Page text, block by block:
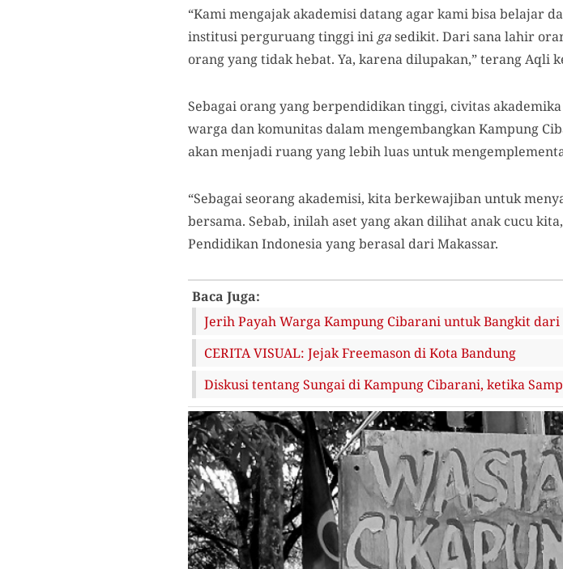
“Kami mengajak akademisi datang agar kami bisa belajar
institusi perguruang tinggi ini gasedikit. Dari sana lahir
orang yang tidak hebat. Ya, karena dilupakan,”terang Aqli
Sebagai orang yang berpendidikan tinggi, civitas akademika
warga dan komunitas dalam mengembangkan Kampung
akan menjadi ruang yang lebih luas untuk
“Sebagai seorang akademisi, kita berkewajiban untuk
bersama. Sebab, inilah aset yang akan dilihat anak cucu kita,
Pendidikan Indonesia yang berasal dari Makassar.
Baca Juga:
Jerih Payah Warga Kampung Cibarani untuk Bangkit dari
CERITA VISUAL: Jejak Freemason di Kota Bandung
Diskusi tentang Sungai di Kampung Cibarani, ketika